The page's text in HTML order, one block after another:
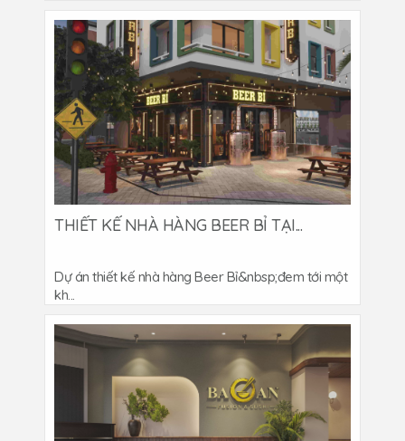
THIẾT KẾ NHÀ HÀNG BEER BỈ TẠI...
Dự án thiết kế nhà hàng Beer Bỉ&nbsp;đem tới một
kh...